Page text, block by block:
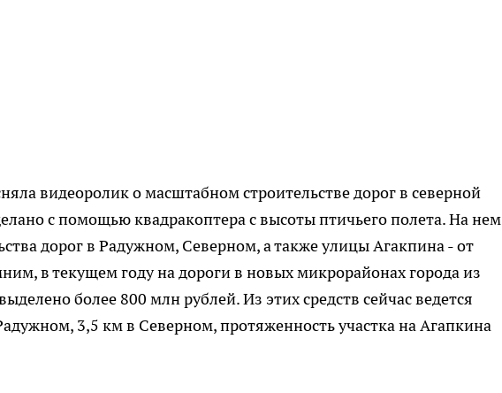
видеоролик о масштабном строительстве дорог в северной
с помощью квадракоптера с высоты птичьего полета. На нем
дорог в Радужном, Северном, а также улицы Агакпина - от
в текущем году на дороги в новых микрорайонах города из
более 800 млн рублей. Из этих средств сейчас ведется
3,5 км в Северном, протяженность участка на Агапкина